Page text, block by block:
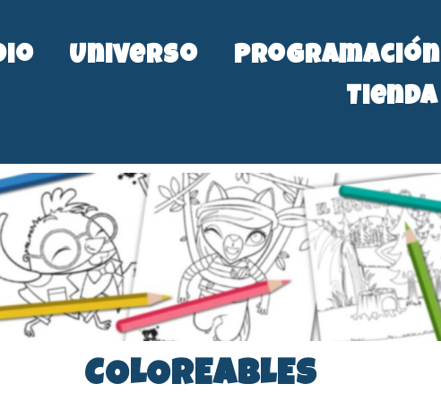
Universo Programación
Tienda
COLOREABLES